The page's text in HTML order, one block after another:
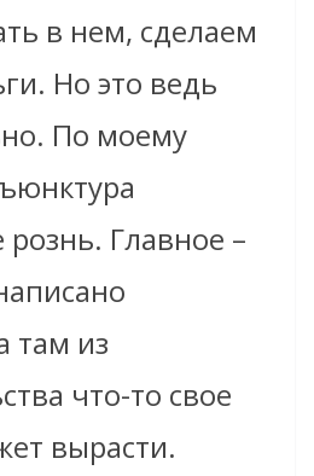
в нем, сделаем
Но это ведь
По моему
Главное –
там из
что-то свое
вырасти.